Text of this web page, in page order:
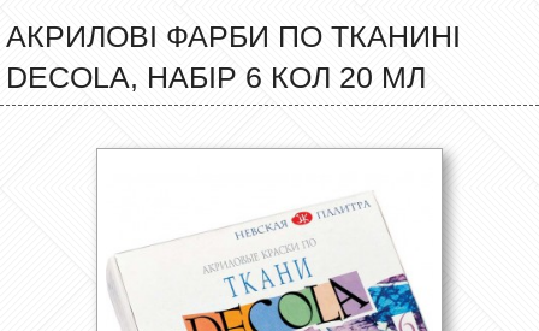
АКРИЛОВІ ФАРБИ ПО ТКАНИНІ
DECOLA, НАБІР 6 КОЛ 20 МЛ